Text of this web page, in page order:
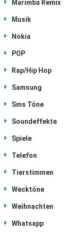
Marimba Remix
Musik
Nokia
POP
Rap/Hip Hop
Samsung
Sms Töne
Soundeffekte
Spiele
Telefon
Tierstimmen
Wecktöne
Weihnachten
Whatsapp